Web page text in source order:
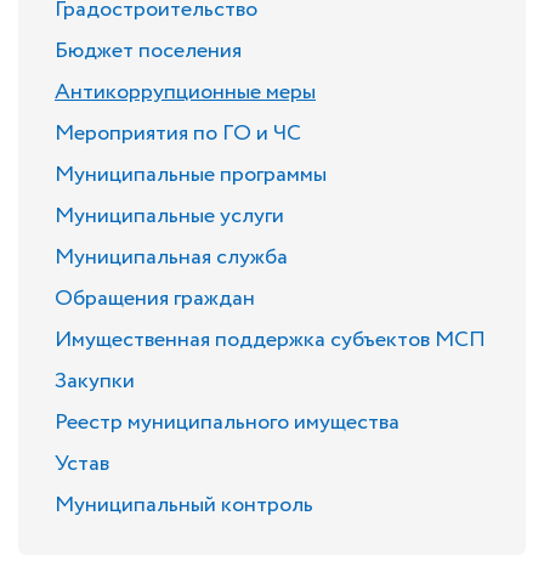
Градостроительство
Бюджет поселения
Антикоррупционные меры
Мероприятия по ГО и ЧС
Муниципальные программы
Муниципальные услуги
Муниципальная служба
Обращения граждан
Имущественная поддержка субъектов МСП
Закупки
Реестр муниципального имущества
Устав
Муниципальный контроль